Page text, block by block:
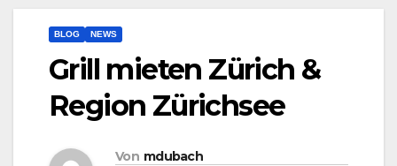
BLOG NEWS
Grill mieten Zürich &
Region Zürichsee
Von mdubach